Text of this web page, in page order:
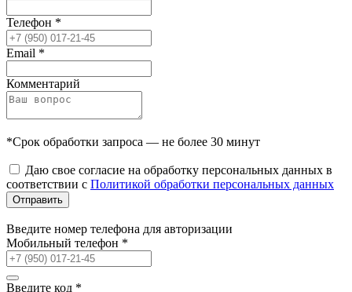
Телефон *
Email *
Комментарий
*Срок обработки запроса — не более 30 минут
Даю свое согласие на обработку персональных данных в
соответствии с Политикой обработки персональных данных
Отправить
Введите номер телефона для авторизации
Мобильный телефон *
Введите код *